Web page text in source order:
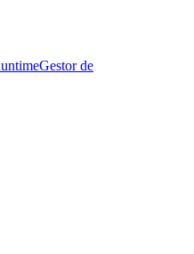
Gestor de